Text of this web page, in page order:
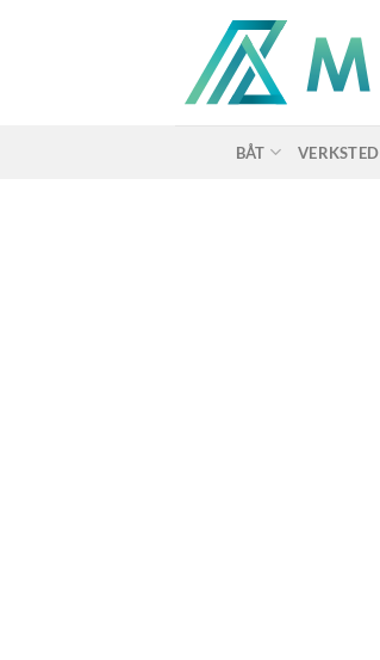
BÅT VERKSTED